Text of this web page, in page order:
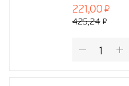
221,00
425,24